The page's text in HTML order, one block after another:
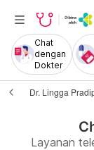
Chat
dengan
Dokter
Dr. Lingga
Layanan